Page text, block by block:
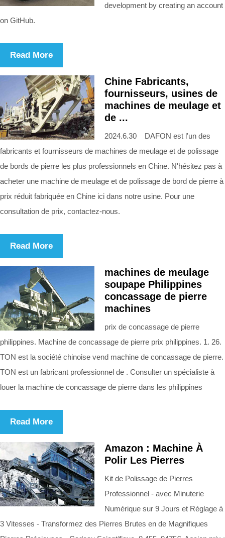
development by creating an account
on GitHub.
Read More
Chine Fabricants,
fournisseurs, usines de
machines de meulage et
de ...
2024.6.30 DAFON est l'un des
fabricants et fournisseurs de machines de meulage et de polissage
de bords de pierre les plus professionnels en Chine. N'hésitez pas à
acheter une machine de meulage et de polissage de bord de pierre à
prix réduit fabriquée en Chine ici dans notre usine. Pour une
consultation de prix, contactez-nous.
Read More
machines de meulage
soupape Philippines
concassage de pierre
machines
prix de concassage de pierre
philippines. Machine de concassage de pierre prix philippines. 1. 26.
TON est la société chinoise vend machine de concassage de pierre.
TON est un fabricant professionnel de . Consulter un spécialiste à
louer la machine de concassage de pierre dans les philippines
Read More
Amazon : Machine À
Polir Les Pierres
Kit de Polissage de Pierres
Professionnel - avec Minuterie
Numérique sur 9 Jours et Réglage à
3 Vitesses - Transformez des Pierres Brutes en de Magnifiques